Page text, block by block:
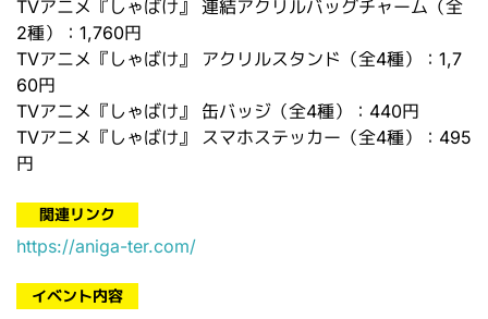
TVアニメ『しゃばけ』 連結アクリルバッグチャーム（全
2種）
： 1,760円
TVアニメ『しゃばけ』 アクリルスタンド（全4種）
： 1,7
60円
TVアニメ『しゃばけ』 缶バッジ（全4種）
： 440円
TVアニメ『しゃばけ』 スマホステッカー（全4種）
： 495
円
関連リンク
https://aniga-ter.com/
イベント内容